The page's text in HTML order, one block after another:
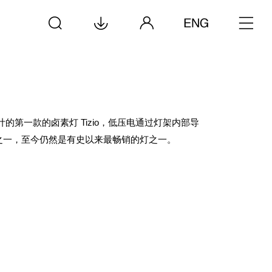
的第一款的卤素灯 Tizio，低压电通过灯架内部导
，至今仍然是有史以来最畅销的灯之一。